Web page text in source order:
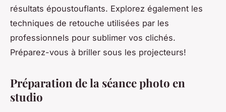
résultats époustouflants. Explorez également les
techniques de retouche utilisées par les
professionnels pour sublimer vos clichés.
Préparez-vous à briller sous les projecteurs!
Préparation de la séance photo en
studio